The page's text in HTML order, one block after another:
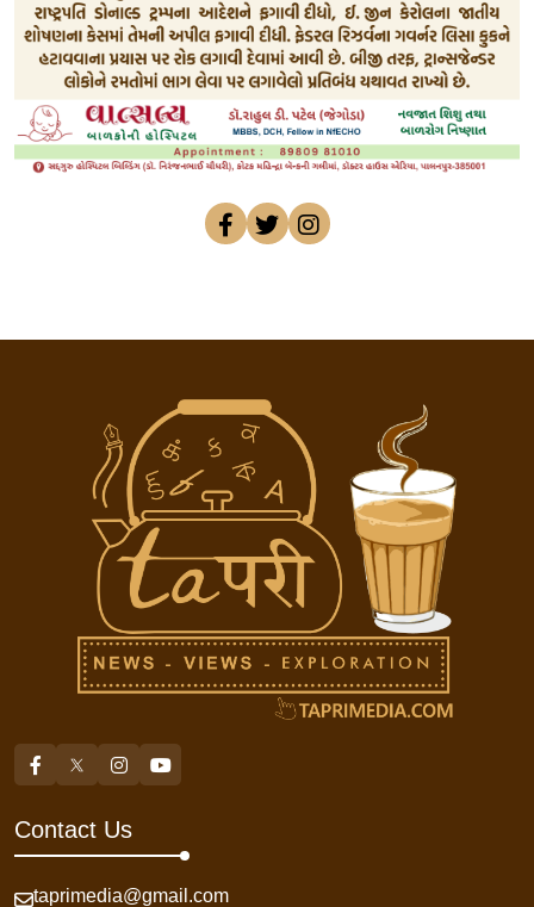
Contact Us
taprimedia@gmail.com